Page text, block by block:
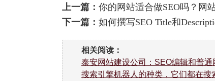
上一篇： 你的网站适合做SEO吗？网
下一篇： 如何撰写SEO Title和
相关阅读：
泰安网站建设公司：SEO编辑和普通
搜索引擎机器人的种类，它们都在搜